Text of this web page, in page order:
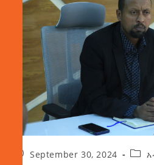
September 30, 2024